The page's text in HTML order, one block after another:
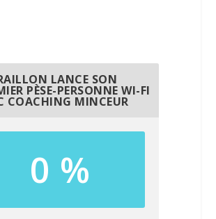
LANCE SON
PÈSE-PERSONNE WI-FI
COACHING MINCEUR
0 %